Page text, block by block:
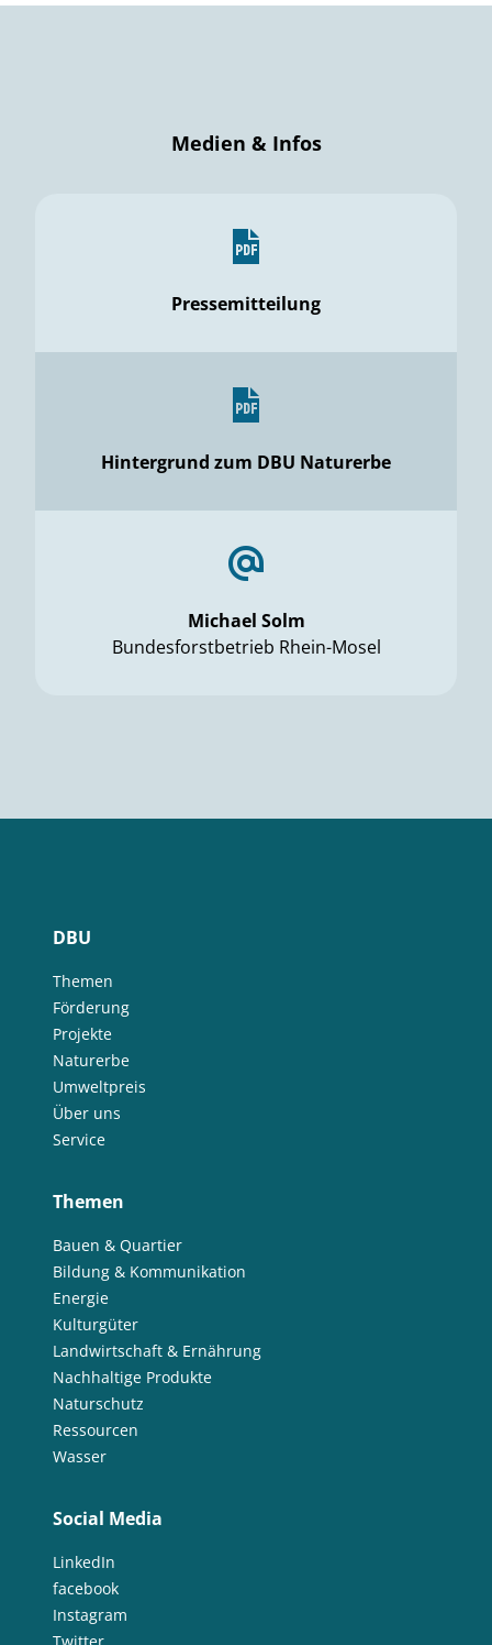
Medien & Infos
Pressemitteilung
Hintergrund zum DBU Naturerbe
Michael Solm
Bundesforstbetrieb Rhein-Mosel
DBU
Themen
Förderung
Projekte
Naturerbe
Umweltpreis
Über uns
Service
Themen
Bauen & Quartier
Bildung & Kommunikation
Energie
Kulturgüter
Landwirtschaft & Ernährung
Nachhaltige Produkte
Naturschutz
Ressourcen
Wasser
Social Media
LinkedIn
facebook
Instagram